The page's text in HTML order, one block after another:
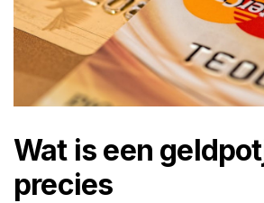
Wat is een
precies